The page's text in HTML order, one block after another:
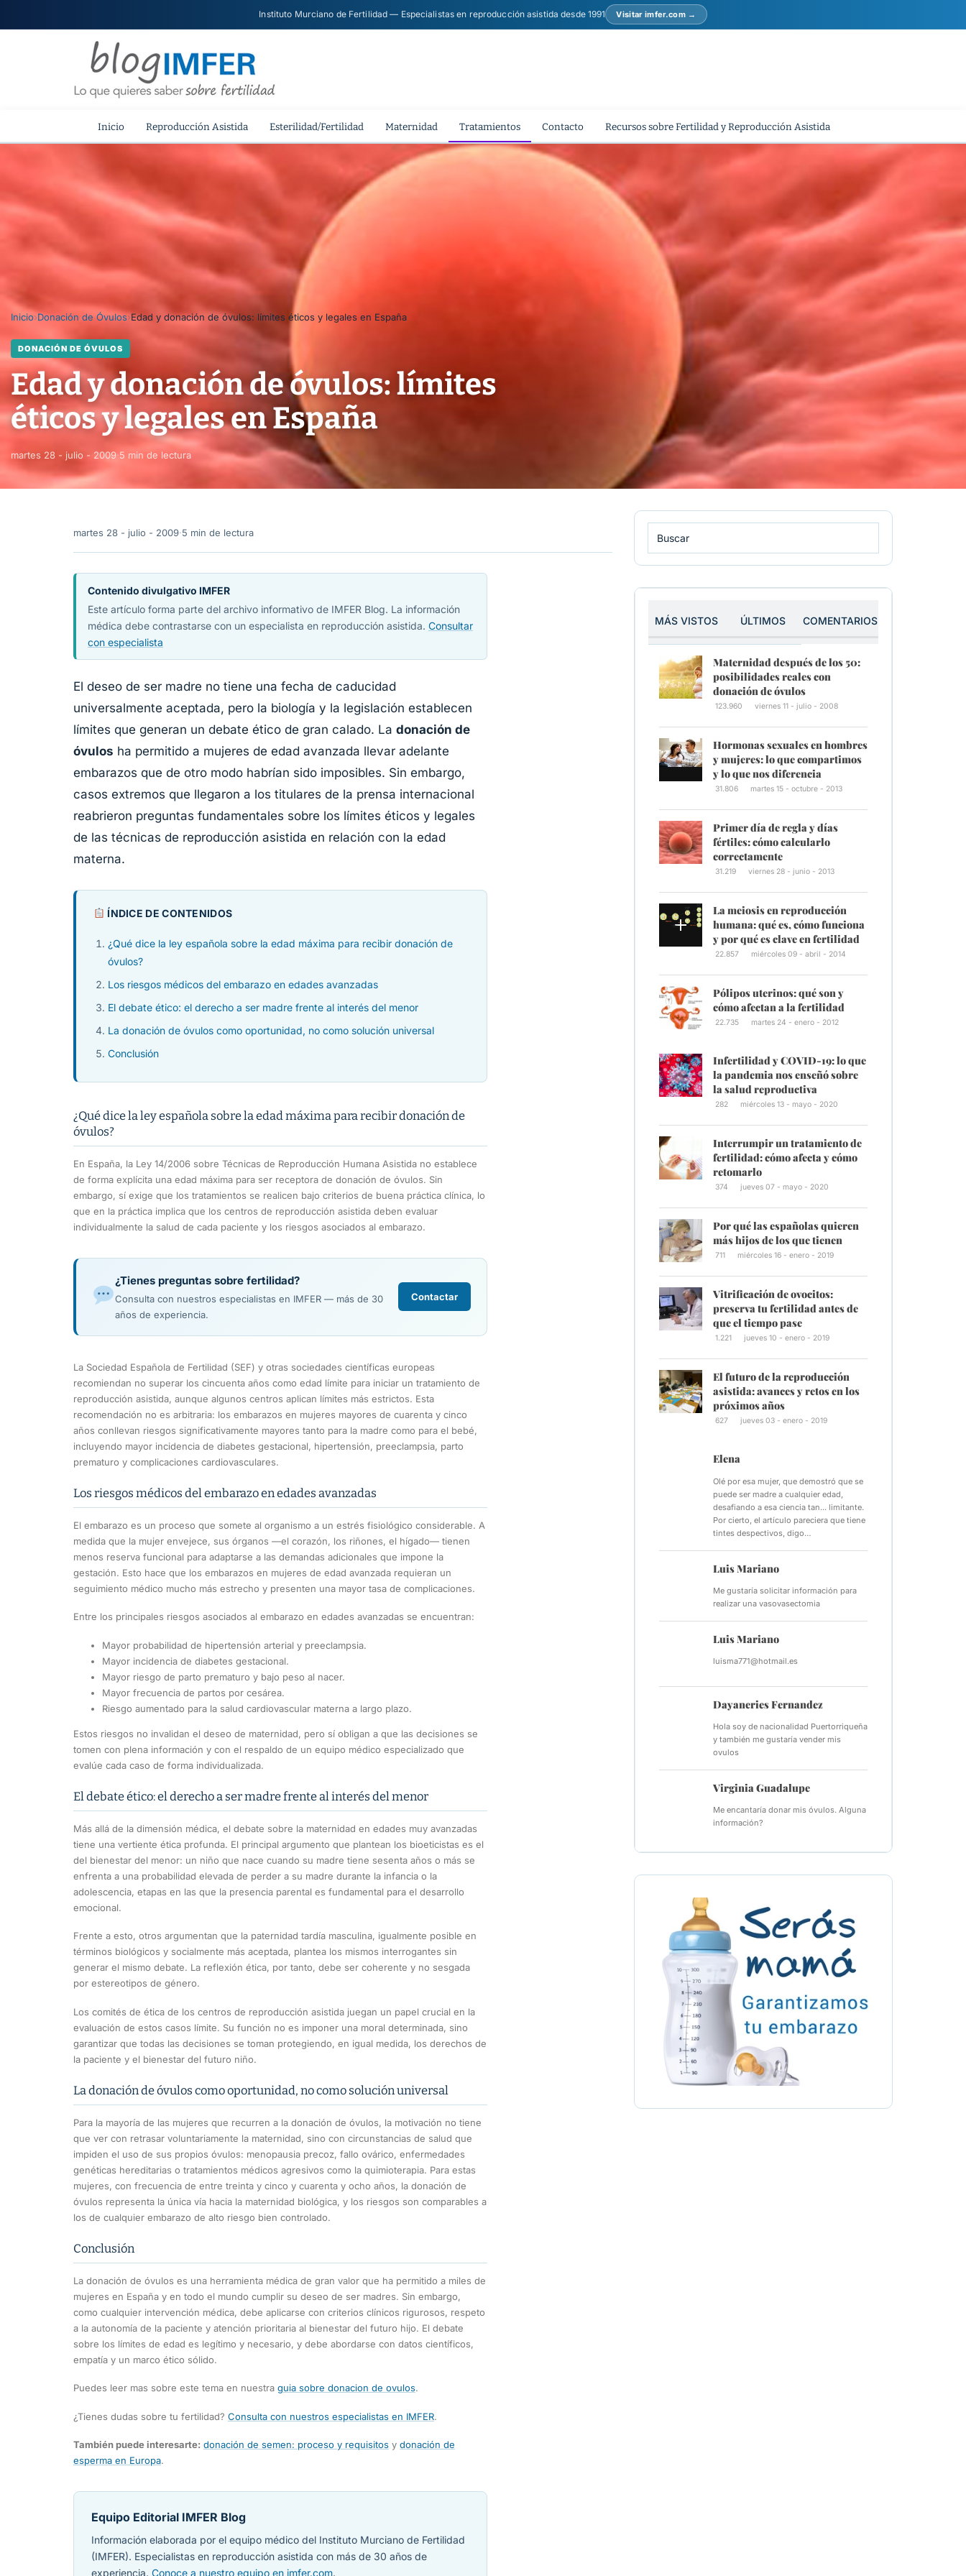
Instituto Murciano de Fertilidad — Especialistas en reproducción asistida desde 1991 Visitar imfer.com →
Inicio Reproducción Asistida Esterilidad/Fertilidad Maternidad Tratamientos Contacto Recursos sobre Fertilidad y Reproducción Asistida
Inicio›Donación de Óvulos›Edad y donación de óvulos: límites éticos y legales en España
DONACIÓN DE ÓVULOS
Edad y donación de óvulos: límites
éticos y legales en España
martes 28 - julio - 2009·5 min de lectura
martes 28 - julio - 2009·5 min de lectura
Contenido divulgativo IMFER
Este artículo forma parte del archivo informativo de IMFER Blog. La información
médica debe contrastarse con un especialista en reproducción asistida. Consultar
con especialista
El deseo de ser madre no tiene una fecha de caducidad
universalmente aceptada, pero la biología y la legislación establecen
límites que generan un debate ético de gran calado. La donación de
óvulos ha permitido a mujeres de edad avanzada llevar adelante
embarazos que de otro modo habrían sido imposibles. Sin embargo,
casos extremos que llegaron a los titulares de la prensa internacional
reabrieron preguntas fundamentales sobre los límites éticos y legales
de las técnicas de reproducción asistida en relación con la edad
materna.
ÍNDICE DE CONTENIDOS
¿Qué dice la ley española sobre la edad máxima para recibir donación de
óvulos?
Los riesgos médicos del embarazo en edades avanzadas
El debate ético: el derecho a ser madre frente al interés del menor
La donación de óvulos como oportunidad, no como solución universal
Conclusión
¿Qué dice la ley española sobre la edad máxima para recibir donación de
óvulos?
En España, la Ley 14/2006 sobre Técnicas de Reproducción Humana Asistida no establece
de forma explícita una edad máxima para ser receptora de donación de óvulos. Sin
embargo, sí exige que los tratamientos se realicen bajo criterios de buena práctica clínica, lo
que en la práctica implica que los centros de reproducción asistida deben evaluar
individualmente la salud de cada paciente y los riesgos asociados al embarazo.
¿Tienes preguntas sobre fertilidad?
Consulta con nuestros especialistas en IMFER — más de 30
años de experiencia.
Contactar
La Sociedad Española de Fertilidad (SEF) y otras sociedades científicas europeas
recomiendan no superar los cincuenta años como edad límite para iniciar un tratamiento de
reproducción asistida, aunque algunos centros aplican límites más estrictos. Esta
recomendación no es arbitraria: los embarazos en mujeres mayores de cuarenta y cinco
años conllevan riesgos significativamente mayores tanto para la madre como para el bebé,
incluyendo mayor incidencia de diabetes gestacional, hipertensión, preeclampsia, parto
prematuro y complicaciones cardiovasculares.
Los riesgos médicos del embarazo en edades avanzadas
El embarazo es un proceso que somete al organismo a un estrés fisiológico considerable. A
medida que la mujer envejece, sus órganos —el corazón, los riñones, el hígado— tienen
menos reserva funcional para adaptarse a las demandas adicionales que impone la
gestación. Esto hace que los embarazos en mujeres de edad avanzada requieran un
seguimiento médico mucho más estrecho y presenten una mayor tasa de complicaciones.
Entre los principales riesgos asociados al embarazo en edades avanzadas se encuentran:
Mayor probabilidad de hipertensión arterial y preeclampsia.
Mayor incidencia de diabetes gestacional.
Mayor riesgo de parto prematuro y bajo peso al nacer.
Mayor frecuencia de partos por cesárea.
Riesgo aumentado para la salud cardiovascular materna a largo plazo.
Estos riesgos no invalidan el deseo de maternidad, pero sí obligan a que las decisiones se
tomen con plena información y con el respaldo de un equipo médico especializado que
evalúe cada caso de forma individualizada.
El debate ético: el derecho a ser madre frente al interés del menor
Más allá de la dimensión médica, el debate sobre la maternidad en edades muy avanzadas
tiene una vertiente ética profunda. El principal argumento que plantean los bioeticistas es el
del bienestar del menor: un niño que nace cuando su madre tiene sesenta años o más se
enfrenta a una probabilidad elevada de perder a su madre durante la infancia o la
adolescencia, etapas en las que la presencia parental es fundamental para el desarrollo
emocional.
Frente a esto, otros argumentan que la paternidad tardía masculina, igualmente posible en
términos biológicos y socialmente más aceptada, plantea los mismos interrogantes sin
generar el mismo debate. La reflexión ética, por tanto, debe ser coherente y no sesgada
por estereotipos de género.
Los comités de ética de los centros de reproducción asistida juegan un papel crucial en la
evaluación de estos casos límite. Su función no es imponer una moral determinada, sino
garantizar que todas las decisiones se toman protegiendo, en igual medida, los derechos de
la paciente y el bienestar del futuro niño.
La donación de óvulos como oportunidad, no como solución universal
Para la mayoría de las mujeres que recurren a la donación de óvulos, la motivación no tiene
que ver con retrasar voluntariamente la maternidad, sino con circunstancias de salud que
impiden el uso de sus propios óvulos: menopausia precoz, fallo ovárico, enfermedades
genéticas hereditarias o tratamientos médicos agresivos como la quimioterapia. Para estas
mujeres, con frecuencia de entre treinta y cinco y cuarenta y ocho años, la donación de
óvulos representa la única vía hacia la maternidad biológica, y los riesgos son comparables a
los de cualquier embarazo de alto riesgo bien controlado.
Conclusión
La donación de óvulos es una herramienta médica de gran valor que ha permitido a miles de
mujeres en España y en todo el mundo cumplir su deseo de ser madres. Sin embargo,
como cualquier intervención médica, debe aplicarse con criterios clínicos rigurosos, respeto
a la autonomía de la paciente y atención prioritaria al bienestar del futuro hijo. El debate
sobre los límites de edad es legítimo y necesario, y debe abordarse con datos científicos,
empatía y un marco ético sólido.
Puedes leer mas sobre este tema en nuestra guia sobre donacion de ovulos.
¿Tienes dudas sobre tu fertilidad? Consulta con nuestros especialistas en IMFER.
También puede interesarte: donación de semen: proceso y requisitos y donación de
esperma en Europa.
Equipo Editorial IMFER Blog
Información elaborada por el equipo médico del Instituto Murciano de Fertilidad
(IMFER). Especialistas en reproducción asistida con más de 30 años de
experiencia. Conoce a nuestro equipo en imfer.com.
MÁS VISTOS ÚLTIMOS COMENTARIOS
Maternidad después de los 50:
posibilidades reales con
donación de óvulos
123.960 viernes 11 - julio - 2008
Hormonas sexuales en hombres
y mujeres: lo que compartimos
y lo que nos diferencia
31.806 martes 15 - octubre - 2013
Primer día de regla y días
fértiles: cómo calcularlo
correctamente
31.219 viernes 28 - junio - 2013
La meiosis en reproducción
humana: qué es, cómo funciona
y por qué es clave en fertilidad
22.857 miércoles 09 - abril - 2014
Pólipos uterinos: qué son y
cómo afectan a la fertilidad
22.735 martes 24 - enero - 2012
Infertilidad y COVID-19: lo que
la pandemia nos enseñó sobre
la salud reproductiva
282 miércoles 13 - mayo - 2020
Interrumpir un tratamiento de
fertilidad: cómo afecta y cómo
retomarlo
374 jueves 07 - mayo - 2020
Por qué las españolas quieren
más hijos de los que tienen
711 miércoles 16 - enero - 2019
Vitrificación de ovocitos:
preserva tu fertilidad antes de
que el tiempo pase
1.221 jueves 10 - enero - 2019
El futuro de la reproducción
asistida: avances y retos en los
próximos años
627 jueves 03 - enero - 2019
Elena
Olé por esa mujer, que demostró que se
puede ser madre a cualquier edad,
desafiando a esa ciencia tan... limitante.
Por cierto, el artículo pareciera que tiene
tintes despectivos, digo…
Luis Mariano
Me gustaría solicitar información para
realizar una vasovasectomia
Luis Mariano
luisma771@hotmail.es
Dayaneries Fernandez
Hola soy de nacionalidad Puertorriqueña
y también me gustaría vender mis
ovulos
Virginia Guadalupe
Me encantaría donar mis óvulos. Alguna
información?